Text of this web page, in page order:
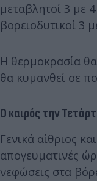
μεταβλητοί 3 με
βορειοδυτικοί 3
Η θερμοκρασία
θα κυμανθεί σε
Ο καιρός την
Γενικά αίθριος
απογευματινές
νεφώσεις στα